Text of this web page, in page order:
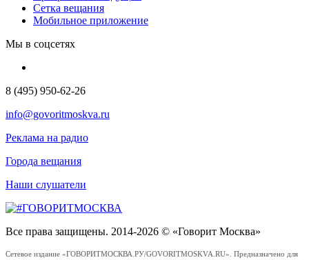
Сетка вещания
Мобильное приложение
Мы в соцсетях
8 (495) 950-62-26
info@govoritmoskva.ru
Реклама на радио
Города вещания
Наши слушатели
Все права защищены. 2014-2026 © «Говорит Москва»
Сетевое издание «ГОВОРИТМОСКВА.РУ/GOVORITMOSKVA.RU». Предназначено для